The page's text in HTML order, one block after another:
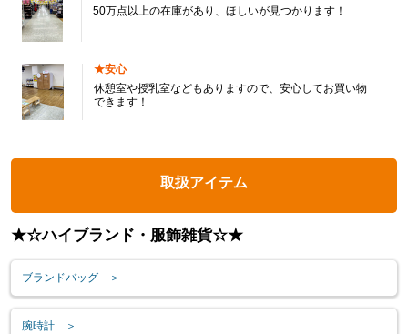
50万点以上の在庫があり、ほしいが見つかります！
★安心
休憩室や授乳室などもありますので、安心してお買い物
できます！
取扱アイテム
★☆ハイブランド・服飾雑貨☆★
ブランドバッグ ＞
腕時計 ＞